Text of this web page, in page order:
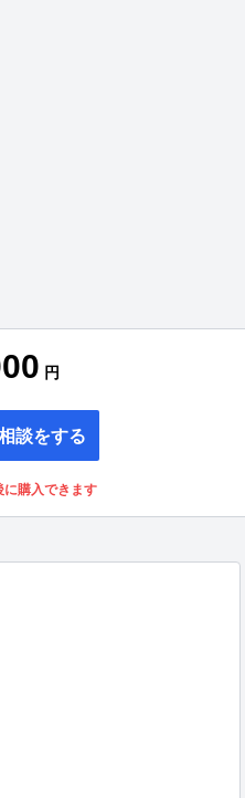
円
談をする
に購入できます